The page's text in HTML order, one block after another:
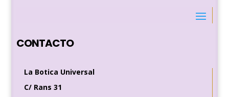
CONTACTO
La Botica Universal
C/ Rans 31